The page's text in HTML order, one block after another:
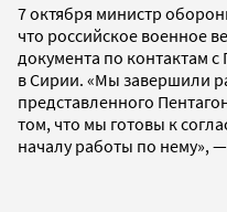
7 октября министр
что российское военное
документа по контактам
в Сирии. «Мы завершили
представленного
том, что мы готовы к
началу работы по нему»,